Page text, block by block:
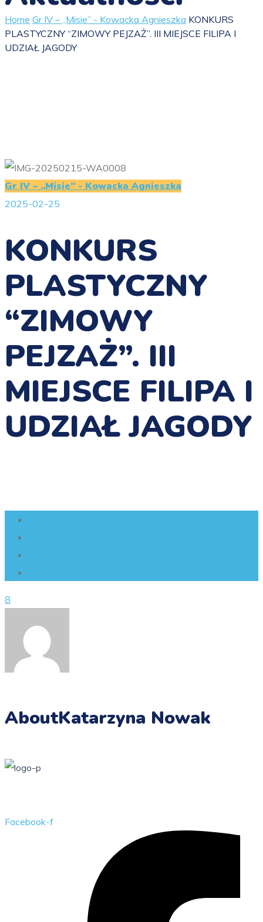
Home Gr IV – „Misie” - Kowacka Agnieszka KONKURS
PLASTYCZNY “ZIMOWY PEJZAŻ”. III MIEJSCE FILIPA I
UDZIAŁ JAGODY
Gr IV – „Misie” - Kowacka Agnieszka
2025-02-25
KONKURS
PLASTYCZNY
“ZIMOWY
PEJZAŻ”. III
MIEJSCE FILIPA I
UDZIAŁ JAGODY
8
AboutKatarzyna Nowak
Facebook-f